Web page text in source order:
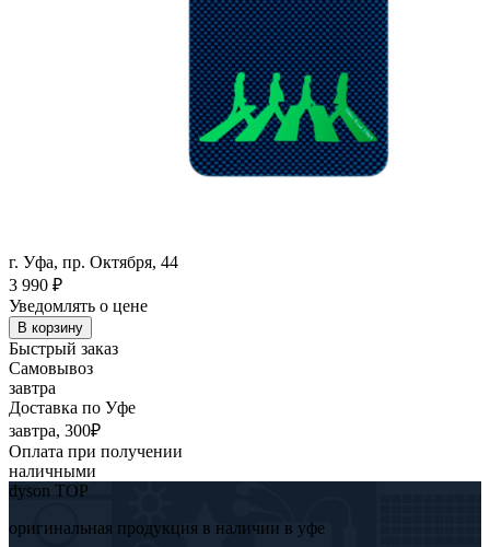
г. Уфа, пр. Октября, 44
3 990 ₽
Уведомлять о цене
В корзину
Быстрый заказ
Самовывоз
завтра
Доставка по Уфе
завтра, 300₽
Оплата при получении
наличными
dyson TOP
оригинальная продукция в наличии в уфе